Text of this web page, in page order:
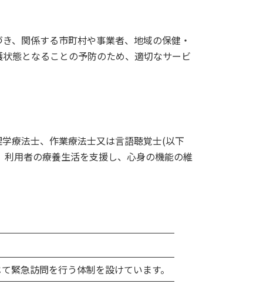
、関係する市町村や事業者、地域の保健・
態となることの予防のため、適切なサービ
療法士、作業療法士又は言語聴覚士(以下
用者の療養生活を支援し、心身の機能の維
急訪問を行う体制を設けています。